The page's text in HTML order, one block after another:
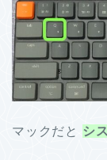
マックだと シ